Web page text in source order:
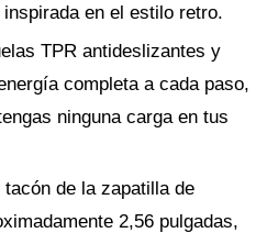
en el estilo retro.
TPR antideslizantes y
completa a cada paso,
ninguna carga en tus
de la zapatilla de
2,56 pulgadas,